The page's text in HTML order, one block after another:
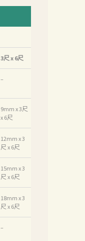
3尺 x 6尺
–
9mm x 3尺
x 6尺
12mm x 3
尺 x 6尺
15mm x 3
尺 x 6尺
18mm x 3
尺 x 6尺
–